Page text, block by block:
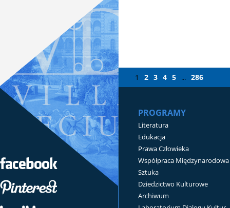
1 2 3 4 5 ... 286
PROGRAMY
Literatura
Edukacja
Prawa Człowieka
Współpraca Międzynarodowa
Sztuka
Dziedzictwo Kulturowe
Archiwum